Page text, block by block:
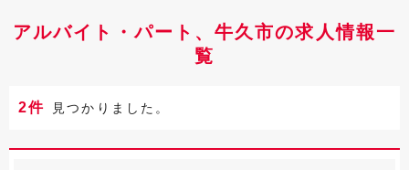
アルバイト・パート、牛久市の求人情報一
覧
2件 見つかりました。